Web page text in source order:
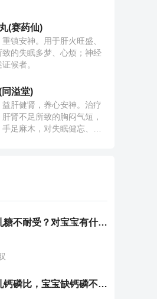
(赛药仙)
镇安神。用于肝火旺盛、
致的失眠多梦、心烦；神经
候者。
溢堂)
肝健肾，养心安神。治疗
肾不足所致的胸闷气短，
足麻木，对失眠健忘、神
什么是乳糖不耐受？对宝宝有什么影响？
揭秘母乳钙磷比，宝宝缺钙磷不再愁